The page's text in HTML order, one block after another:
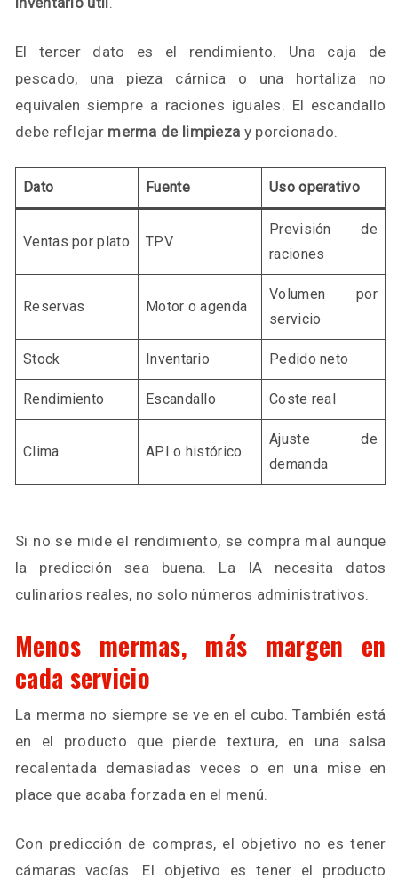
El tercer dato es el rendimiento. Una caja de
pescado, una pieza cárnica o una hortaliza no
equivalen siempre a raciones iguales. El escandallo
debe reflejar merma de limpieza y porcionado.
Dato Fuente Uso operativo
Ventas por plato TPV
Previsión de
raciones
Reservas Motor o agenda
Volumen por
servicio
Stock Inventario Pedido neto
Rendimiento Escandallo Coste real
Clima API o histórico
Ajuste de
demanda
Si no se mide el rendimiento, se compra mal aunque
la predicción sea buena. La IA necesita datos
culinarios reales, no solo números administrativos.
Menos mermas, más margen en
cada servicio
La merma no siempre se ve en el cubo. También está
en el producto que pierde textura, en una salsa
recalentada demasiadas veces o en una mise en
place que acaba forzada en el menú.
Con predicción de compras, el objetivo no es tener
cámaras vacías. El objetivo es tener el producto